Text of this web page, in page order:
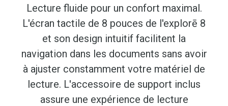
Lecture fluide pour un confort maximal.
L'écran tactile de 8 pouces de l'explorē 8
et son design intuitif facilitent la
navigation dans les documents sans avoir
à ajuster constamment votre matériel de
lecture. L'accessoire de support inclus
assure une expérience de lecture